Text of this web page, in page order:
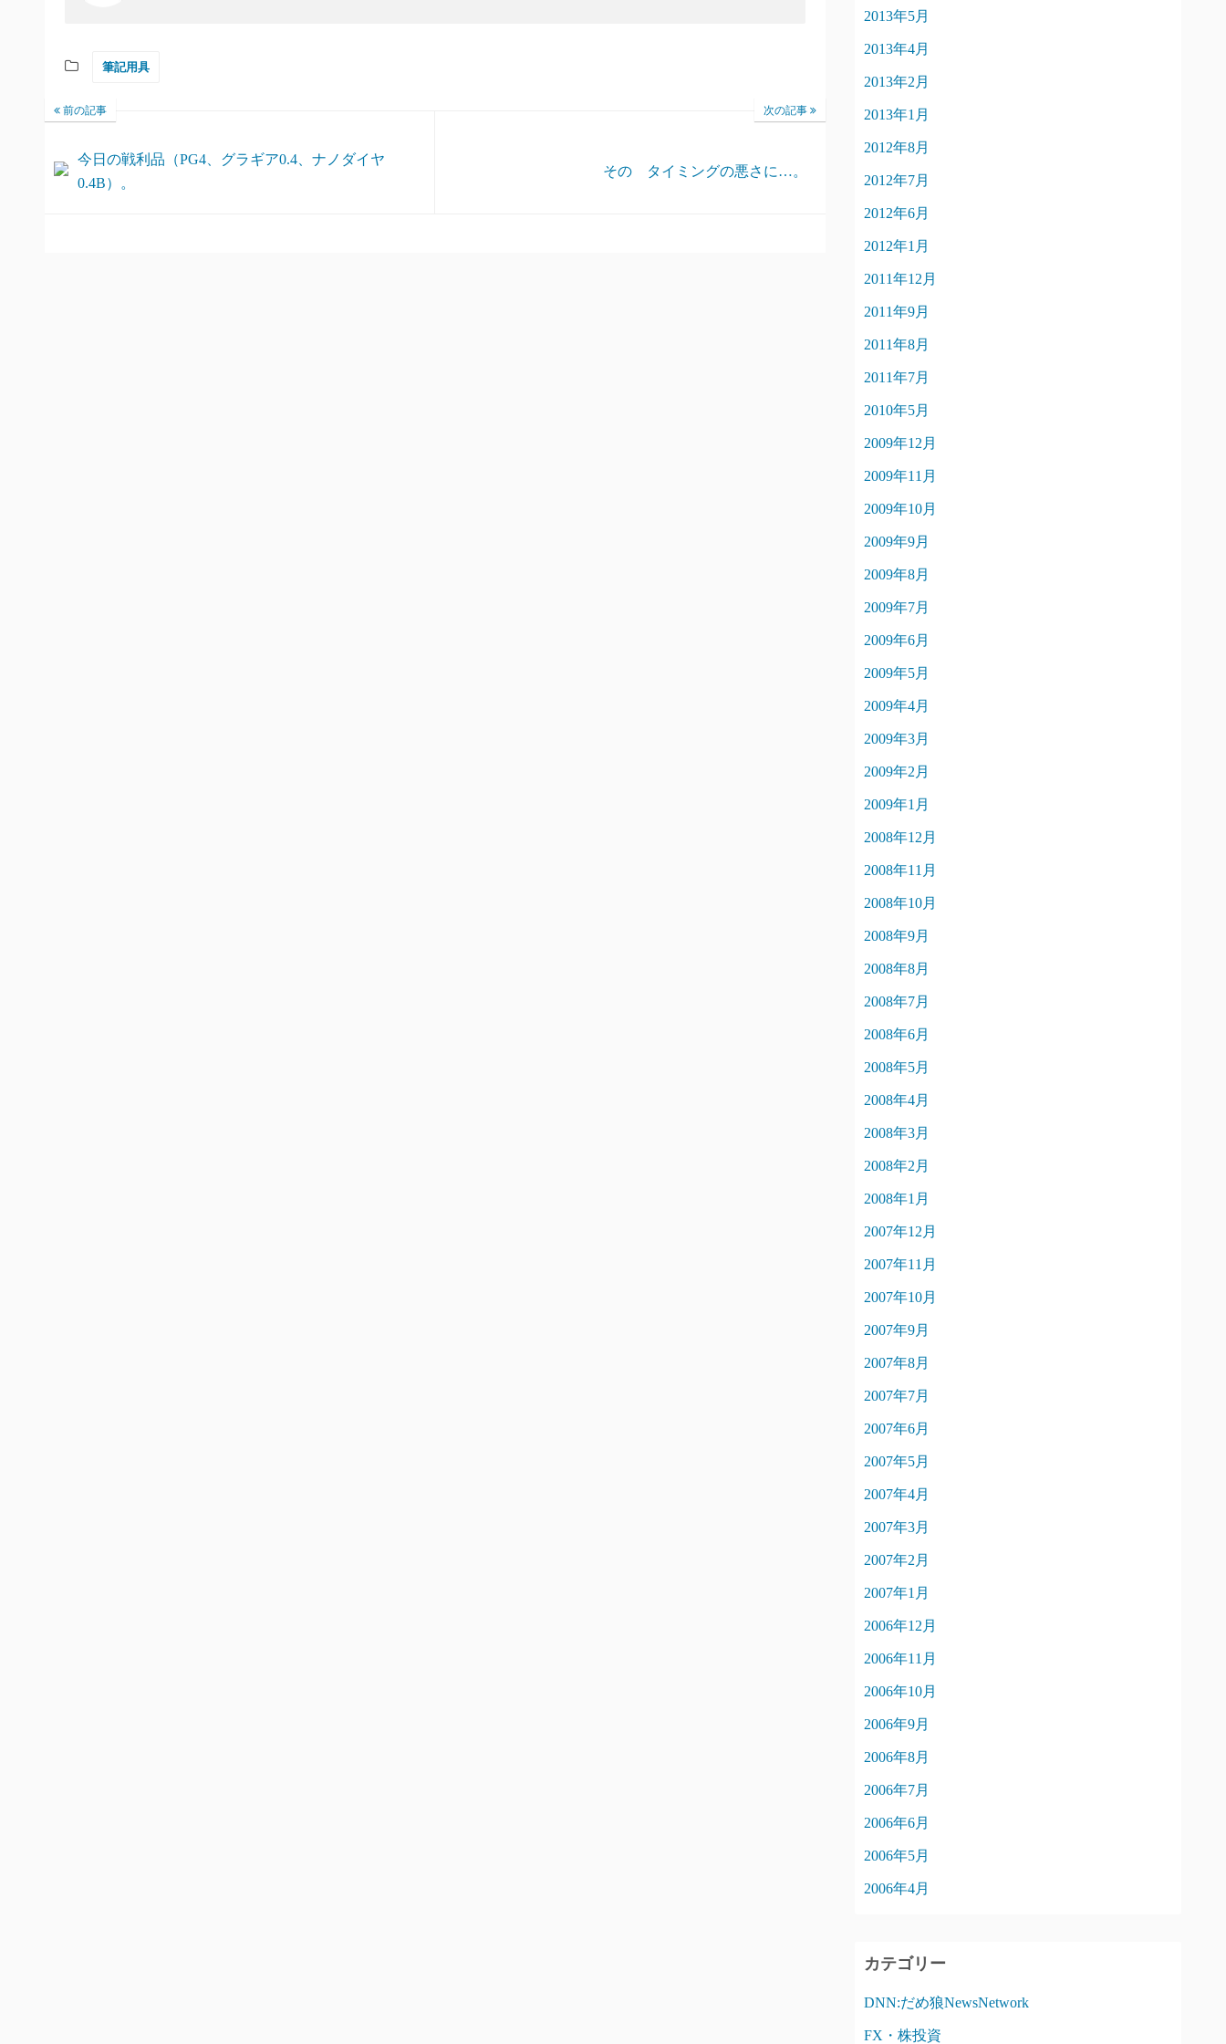
筆記用具
前の記事
今日の戦利品（PG4、グラギア0.4、ナノダイヤ
0.4B）。
次の記事
その タイミングの悪さに…。
2013年5月
2013年4月
2013年2月
2013年1月
2012年8月
2012年7月
2012年6月
2012年1月
2011年12月
2011年9月
2011年8月
2011年7月
2010年5月
2009年12月
2009年11月
2009年10月
2009年9月
2009年8月
2009年7月
2009年6月
2009年5月
2009年4月
2009年3月
2009年2月
2009年1月
2008年12月
2008年11月
2008年10月
2008年9月
2008年8月
2008年7月
2008年6月
2008年5月
2008年4月
2008年3月
2008年2月
2008年1月
2007年12月
2007年11月
2007年10月
2007年9月
2007年8月
2007年7月
2007年6月
2007年5月
2007年4月
2007年3月
2007年2月
2007年1月
2006年12月
2006年11月
2006年10月
2006年9月
2006年8月
2006年7月
2006年6月
2006年5月
2006年4月
カテゴリー
DNN:だめ狼NewsNetwork
FX・株投資